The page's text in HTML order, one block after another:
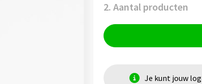
2. Aantal producten
Je kunt jouw